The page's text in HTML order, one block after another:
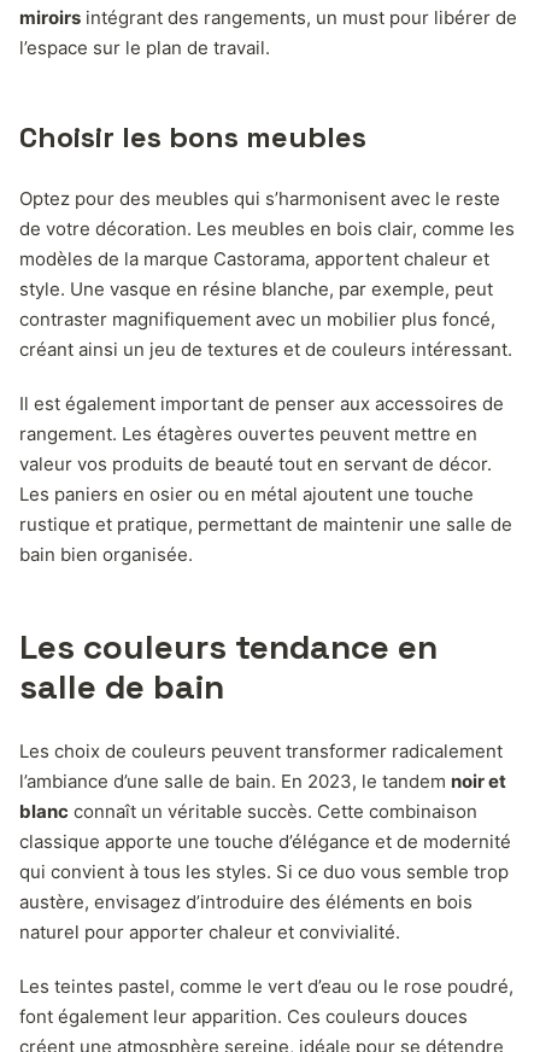
miroirs intégrant des rangements, un must pour libérer de
l’espace sur le plan de travail.
Choisir les bons meubles
Optez pour des meubles qui s’harmonisent avec le reste
de votre décoration. Les meubles en bois clair, comme les
modèles de la marque Castorama, apportent chaleur et
style. Une vasque en résine blanche, par exemple, peut
contraster magnifiquement avec un mobilier plus foncé,
créant ainsi un jeu de textures et de couleurs intéressant.
Il est également important de penser aux accessoires de
rangement. Les étagères ouvertes peuvent mettre en
valeur vos produits de beauté tout en servant de décor.
Les paniers en osier ou en métal ajoutent une touche
rustique et pratique, permettant de maintenir une salle de
bain bien organisée.
Les couleurs tendance en
salle de bain
Les choix de couleurs peuvent transformer radicalement
l’ambiance d’une salle de bain. En 2023, le tandem noir et
blanc connaît un véritable succès. Cette combinaison
classique apporte une touche d’élégance et de modernité
qui convient à tous les styles. Si ce duo vous semble trop
austère, envisagez d’introduire des éléments en bois
naturel pour apporter chaleur et convivialité.
Les teintes pastel, comme le vert d’eau ou le rose poudré,
font également leur apparition. Ces couleurs douces
créent une atmosphère sereine, idéale pour se détendre